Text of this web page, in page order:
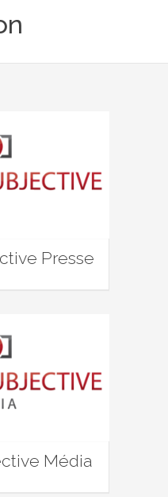
Presse
Média